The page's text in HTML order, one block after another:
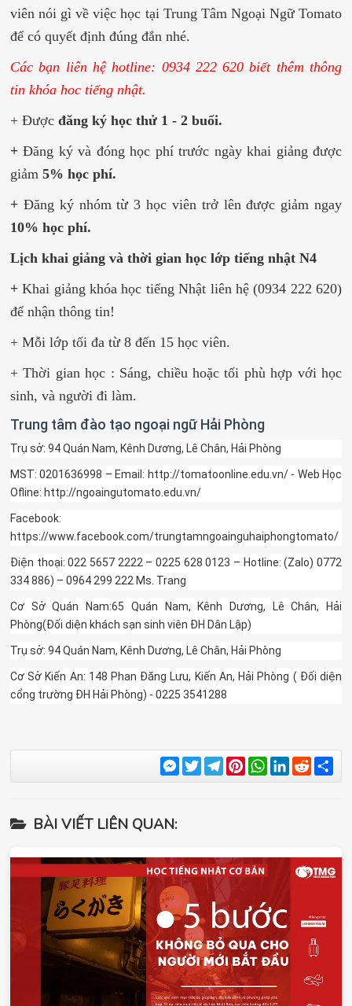
viên nói gì về việc học tại Trung Tâm Ngoại Ngữ Tomato
để có quyết định đúng đắn nhé.
Các bạn liên hệ hotline: 0934 222 620 biết thêm thông
tin khóa hoc tiếng nhật.
+ Được đăng ký học thử 1 - 2 buổi.
+Đăng ký và đóng học phí trước ngày khai giảng được
giảm 5% học phí.
+ Đăng ký nhóm từ 3 học viên trở lên được giảm ngay
10% học phí.
Lịch khai giảng và thời gian học lớp tiếng nhật N4
+Khai giảng khóa học tiếng Nhật liên hệ (0934 222 620)
để nhận thông tin!
+ Mỗi lớp tối đa từ 8 đến 15 học viên.
+ Thời gian học : Sáng, chiều hoặc tối phù hợp với học
sinh, và người đi làm.
Trung tâm đào tạo ngoại ngữ Hải Phòng
Trụ sở: 94 Quán Nam, Kênh Dương, Lê Chân, Hải Phòng
MST: 0201636998 – Email: http://tomatoonline.edu.vn/ - Web Học
Ofline: http://ngoaingutomato.edu.vn/
Facebook:
https://www.facebook.com/trungtamngoainguhaiphongtomato/
Điện thoại: 022 5657 2222 – 0225 628 0123 – Hotline: (Zalo) 0772
334 886) – 0964 299 222 Ms. Trang
Cơ Sở Quán Nam:65 Quán Nam, Kênh Dương, Lê Chân, Hải
Phòng(Đối diện khách sạn sinh viên ĐH Dân Lập)
Trụ sở: 94 Quán Nam, Kênh Dương, Lê Chân, Hải Phòng
Cơ Sở Kiến An: 148 Phan Đăng Lưu, Kiến An, Hải Phòng ( Đối diện
cổng trường ĐH Hải Phòng) - 0225 3541288
Messenger
TwitterTelegram
Pinterest
WhatsApp
LinkedIn
Reddit
BÀI VIẾT LIÊN QUAN: